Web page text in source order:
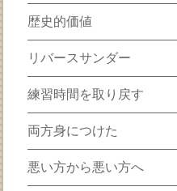
歴史的価値
リバースサンダー
練習時間を取り戻す
両方身につけた
悪い方から悪い方へ